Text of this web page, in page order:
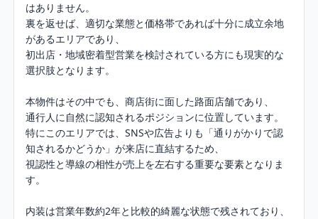
はありません。
裏を返せば、適切な業態と価格帯であれば十分に成立余地
があるエリアであり、
初出店・地域密着型営業を検討されている方にも現実的な
選択肢となります。
本物件はその中でも、商店街に面した路面店舗であり、
通行人に自然に認知されるポジションに位置しています。
特にこのエリアでは、SNSや広告よりも「通りがかりで認
知されるかどうか」が来店に直結するため、
視認性と導線の相性が売上を左右する重要な要素となりま
す。
内装は営業年数約2年と比較的綺麗な状態で残されており、